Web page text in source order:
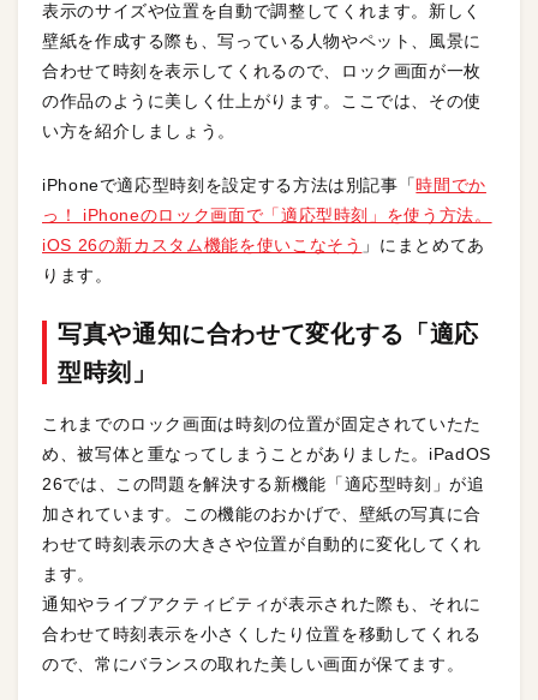
表示のサイズや位置を自動で調整してくれます。新しく
壁紙を作成する際も、写っている人物やペット、風景に
合わせて時刻を表示してくれるので、ロック画面が一枚
の作品のように美しく仕上がります。ここでは、その使
い方を紹介しましょう。
iPhoneで適応型時刻を設定する方法は別記事「時間でか
っ！ iPhoneのロック画面で「適応型時刻」を使う方法。
iOS 26の新カスタム機能を使いこなそう 」にまとめてあ
ります。
写真や通知に合わせて変化する「適応
型時刻」
これまでのロック画面は時刻の位置が固定されていたた
め、被写体と重なってしまうことがありました。iPadOS
26では、この問題を解決する新機能「適応型時刻」が追
加されています。この機能のおかげで、壁紙の写真に合
わせて時刻表示の大きさや位置が自動的に変化してくれ
ます。
通知やライブアクティビティが表示された際も、それに
合わせて時刻表示を小さくしたり位置を移動してくれる
ので、常にバランスの取れた美しい画面が保てます。